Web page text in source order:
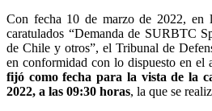
Con fecha 10 de marzo de 2022, en
caratulados “Demanda de SURBTC
de Chile y otros”, el Tribunal de
en conformidad con lo dispuesto en
fijó como fecha para la vista de la
2022, a las 09:30 horas, la que se